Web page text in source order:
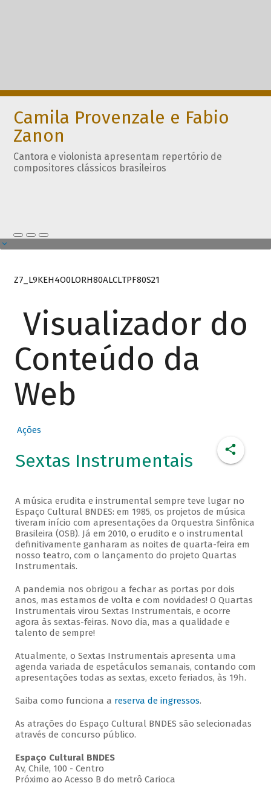
Camila Provenzale e Fabio
Zanon
Cantora e violonista apresentam repertório de
compositores clássicos brasileiros
Z7_L9KEH4O0LORH80ALCLTPF80S21
Visualizador do
Conteúdo da
Web
Ações
Sextas Instrumentais
A música erudita e instrumental sempre teve lugar no
Espaço Cultural BNDES: em 1985, os projetos de música
tiveram início com apresentações da Orquestra Sinfônica
Brasileira (OSB). Já em 2010, o erudito e o instrumental
definitivamente ganharam as noites de quarta-feira em
nosso teatro, com o lançamento do projeto Quartas
Instrumentais.
A pandemia nos obrigou a fechar as portas por dois
anos, mas estamos de volta e com novidades! O Quartas
Instrumentais virou Sextas Instrumentais, e ocorre
agora às sextas-feiras. Novo dia, mas a qualidade e
talento de sempre!
Atualmente, o Sextas Instrumentais apresenta uma
agenda variada de espetáculos semanais, contando com
apresentações todas as sextas, exceto feriados, às 19h.
Saiba como funciona a reserva de ingressos.
As atrações do Espaço Cultural BNDES são selecionadas
através de concurso público.
Espaço Cultural BNDES
Av, Chile, 100 - Centro
Próximo ao Acesso B do metrô Carioca